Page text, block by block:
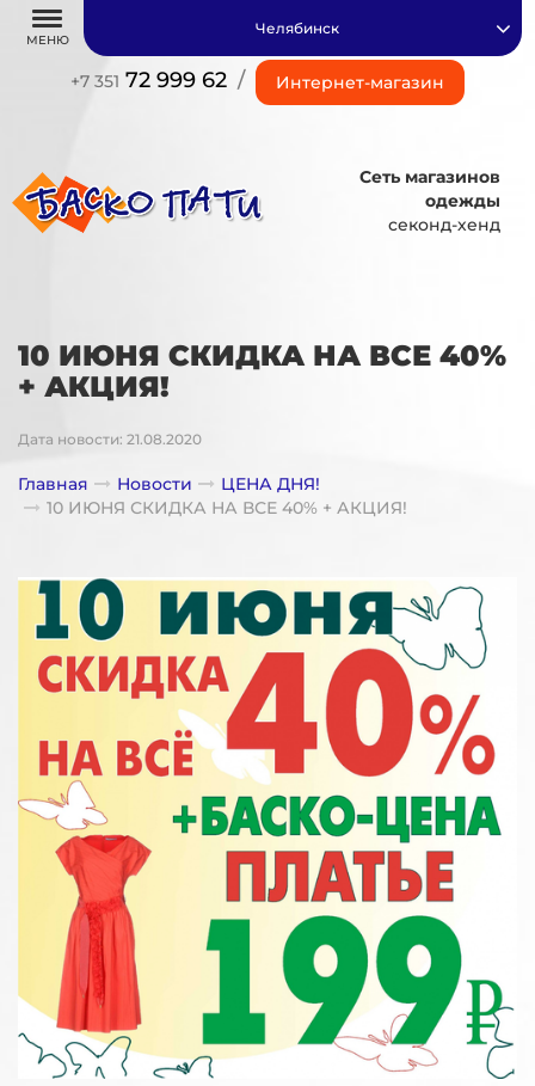
МЕНЮ
+7 351 72 999 62 / Интернет-магазин
Челябинск
Сеть магазинов
одежды
секонд-хенд
10 ИЮНЯ СКИДКА НА ВСЕ 40%
+ АКЦИЯ!
Дата новости: 21.08.2020
Главная Новости
ЦЕНА ДНЯ!
10 ИЮНЯ СКИДКА НА ВСЕ 40% + АКЦИЯ!